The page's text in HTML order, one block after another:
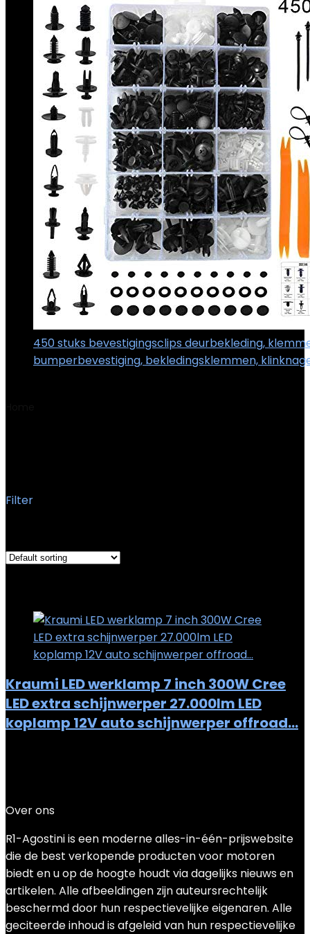
450 stuks bevestigingsclips deurbekleding,
bumperbevestiging, bekledingsklemmen,
Filter
Kraumi LED werklamp 7 inch 300W Cree
LED extra schijnwerper 27.000lm LED
koplamp 12V auto schijnwerper offroad…
Over ons
R1-Agostini is een moderne alles-in-één-prijswebsite
die de best verkopende producten voor motoren
biedt en u op de hoogte houdt via dagelijks nieuws en
artikelen. Alle afbeeldingen zijn auteursrechtelijk
beschermd door hun respectievelijke eigenaren. Alle
geciteerde inhoud is afgeleid van hun respectievelijke